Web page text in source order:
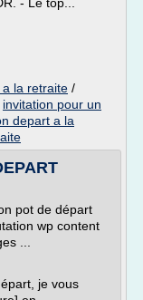
la retraite /
invitation pour un
depart a la
pot de départ
wp content
...
je vous